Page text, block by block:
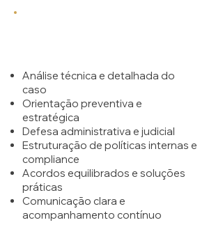
Análise técnica e detalhada do
caso
Orientação preventiva e
estratégica
Defesa administrativa e judicial
Estruturação de políticas internas e
compliance
Acordos equilibrados e soluções
práticas
Comunicação clara e
acompanhamento contínuo